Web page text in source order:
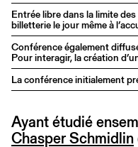
Entrée libre dans la limite
billetterie le jour même à
Conférence également
Pour interagir, la création
La conférence initialement
Ayant étudié
Chasper Schmidlin